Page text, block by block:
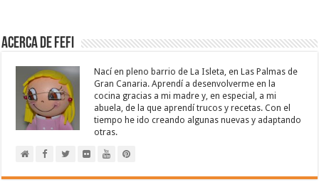
Acerca de Fefi
Nací en pleno barrio de La Isleta, en Las Palmas de
Gran Canaria. Aprendí a desenvolverme en la
cocina gracias a mi madre y, en especial, a mi
abuela, de la que aprendí trucos y recetas. Con el
tiempo he ido creando algunas nuevas y adaptando
otras.